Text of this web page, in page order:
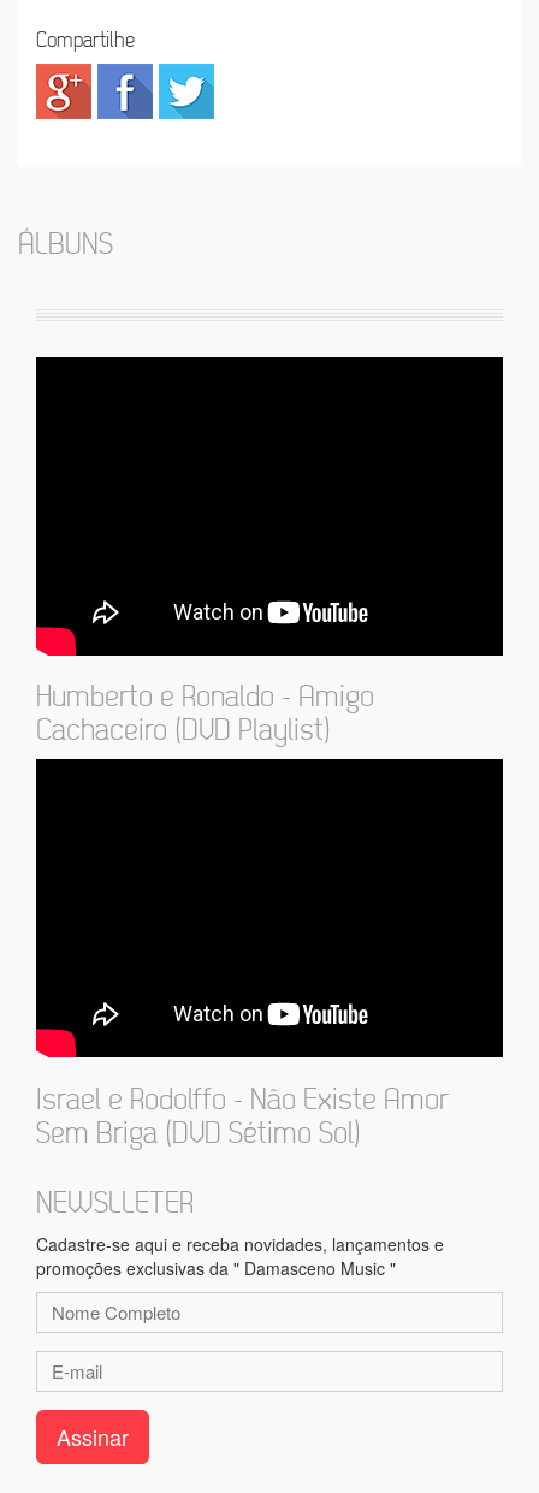
Compartilhe
ÁLBUNS
Humberto e Ronaldo - Amigo
Cachaceiro (DVD Playlist)
Israel e Rodolffo - Não Existe Amor
Sem Briga (DVD Sétimo Sol)
NEWSLLETER
Cadastre-se aqui e receba novidades, lançamentos e
promoções exclusivas da " Damasceno Music "
Assinar